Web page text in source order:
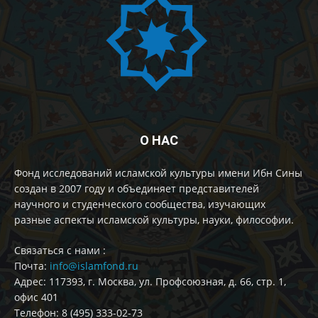
О НАС
Фонд исследований исламской культуры имени Ибн Сины
создан в 2007 году и объединяет представителей
научного и студенческого сообщества, изучающих
разные аспекты исламской культуры, науки, философии.
Cвязаться с нами :
Почта: info@islamfond.ru
Адрес: 117393, г. Москва, ул. Профсоюзная, д. 66, стр. 1,
офис 401
Телефон: 8 (495) 333-02-73